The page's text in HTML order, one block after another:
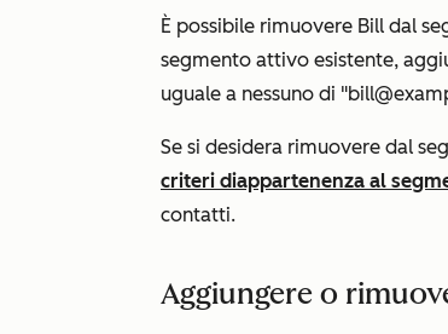
È possibile rimuovere Bill dal
segmento attivo esistente,
uguale a nessuno di
Se si desidera rimuovere dal
criteri diappartenenza al
contatti.
Aggiungere o